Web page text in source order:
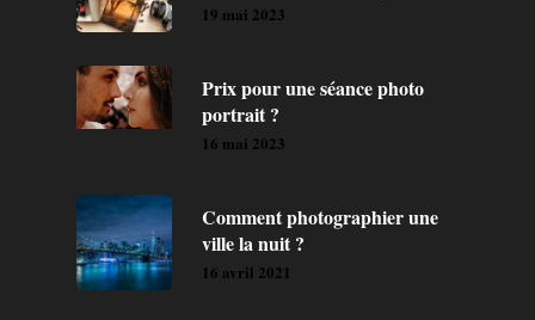
19 mai 2023
Prix pour une séance photo
portrait ?
16 mai 2023
Comment photographier une
ville la nuit ?
16 avril 2021